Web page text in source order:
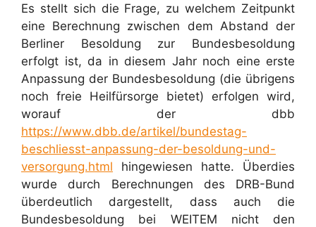
Es stellt sich die Frage, zu welchem Zeitpunkt
eine Berechnung zwischen dem Abstand der
Berliner Besoldung zur Bundesbesoldung
erfolgt ist, da in diesem Jahr noch eine erste
Anpassung der Bundesbesoldung (die übrigens
noch freie Heilfürsorge bietet) erfolgen wird,
worauf der dbb
https://www.dbb.de/artikel/bundestag-
beschliesst-anpassung-der-besoldung-und-
versorgung.html hingewiesen hatte. Überdies
wurde durch Berechnungen des DRB-Bund
überdeutlich dargestellt, dass auch die
Bundesbesoldung bei WEITEM nicht den